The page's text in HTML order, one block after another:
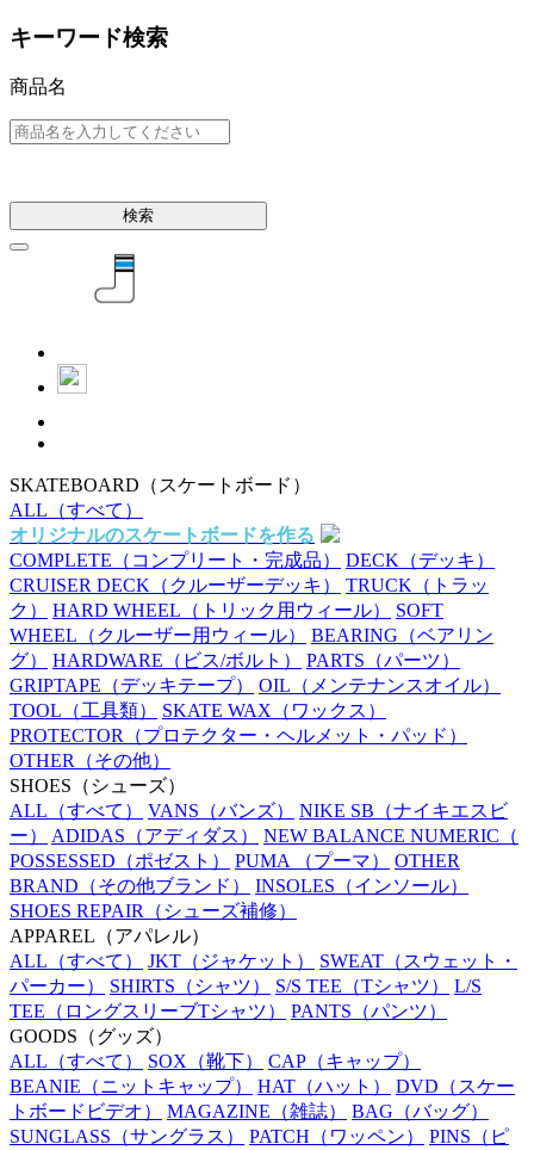
キーワード検索
商品名
検索
SKATEBOARD （スケートボード）
ALL （すべて）
オリジナルのスケートボードを作る
COMPLETE （コンプリート・完成品） DECK （デッキ）
CRUISER DECK （クルーザーデッキ） TRUCK （トラッ
ク）
HARD WHEEL （トリック用ウィール）
SOFT
WHEEL （クルーザー用ウィール） BEARING （ベアリン
グ）
HARDWARE （ビス/ボルト） PARTS （パーツ）
GRIPTAPE （デッキテープ） OIL （メンテナンスオイル）
TOOL （工具類） SKATE WAX （ワックス）
PROTECTOR （プロテクター・ヘルメット・パッド）
OTHER （その他）
SHOES （シューズ）
ALL （すべて） VANS （バンズ） NIKE SB （ナイキエスビ
ー）
ADIDAS （アディダス） NEW BALANCE NUMERIC （
POSSESSED （ポゼスト） PUMA （プーマ）
OTHER
BRAND （その他ブランド） INSOLES （インソール）
SHOES REPAIR （シューズ補修）
APPAREL （アパレル）
ALL （すべて） JKT （ジャケット） SWEAT （スウェット・
パーカー）
SHIRTS （シャツ） S/S TEE （Tシャツ）
L/S
TEE （ロングスリーブTシャツ） PANTS （パンツ）
GOODS （グッズ）
ALL （すべて） SOX （靴下） CAP （キャップ）
BEANIE （ニットキャップ） HAT （ハット） DVD （スケー
トボードビデオ）
MAGAZINE （雑誌） BAG （バッグ）
SUNGLASS （サングラス） PATCH （ワッペン） PINS （ピ